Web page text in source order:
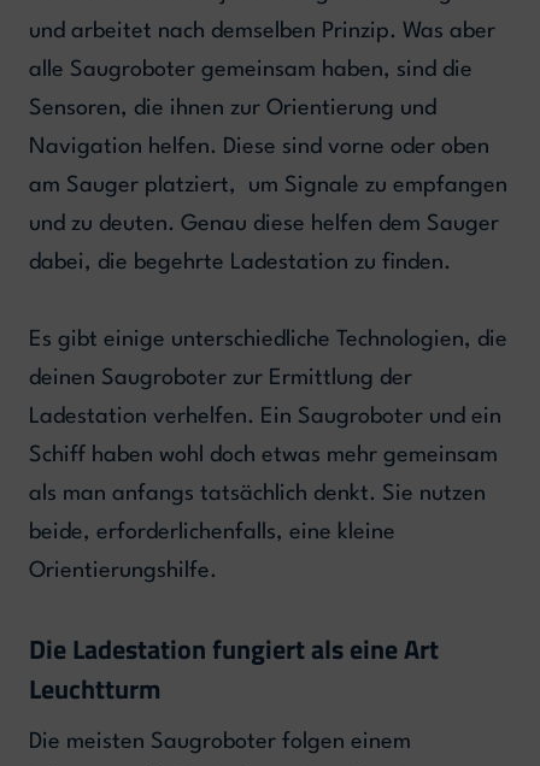
und arbeitet nach demselben Prinzip. Was aber
alle Saugroboter gemeinsam haben, sind die
Sensoren, die ihnen zur Orientierung und
Navigation helfen. Diese sind vorne oder oben
am Sauger platziert, um Signale zu empfangen
und zu deuten. Genau diese helfen dem Sauger
dabei, die begehrte Ladestation zu finden.
Es gibt einige unterschiedliche Technologien, die
deinen Saugroboter zur Ermittlung der
Ladestation verhelfen. Ein Saugroboter und ein
Schiff haben wohl doch etwas mehr gemeinsam
als man anfangs tatsächlich denkt. Sie nutzen
beide, erforderlichenfalls, eine kleine
Orientierungshilfe.
Die Ladestation fungiert als eine Art
Leuchtturm
Die meisten Saugroboter folgen einem